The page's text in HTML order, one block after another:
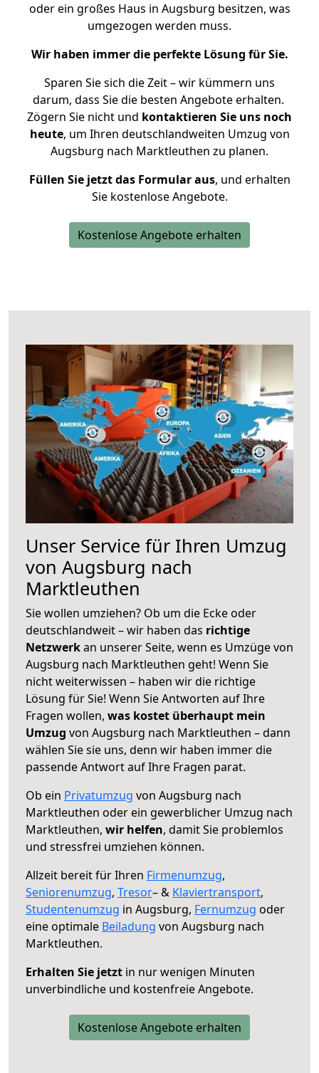
oder ein großes Haus in Augsburg besitzen, was
umgezogen werden muss.
Wir haben immer die perfekte Lösung für Sie.
Sparen Sie sich die Zeit – wir kümmern uns
darum, dass Sie die besten Angebote erhalten.
Zögern Sie nicht und kontaktieren Sie uns noch
heute, um Ihren deutschlandweiten Umzug von
Augsburg nach Marktleuthen zu planen.
Füllen Sie jetzt das Formular aus, und erhalten
Sie kostenlose Angebote.
Kostenlose Angebote erhalten
Unser Service für Ihren Umzug
von Augsburg nach
Marktleuthen
Sie wollen umziehen? Ob um die Ecke oder
deutschlandweit – wir haben das richtige
Netzwerkan unserer Seite, wenn es Umzüge von
Augsburg nach Marktleuthen geht! Wenn Sie
nicht weiterwissen – haben wir die richtige
Lösung für Sie! Wenn Sie Antworten auf Ihre
Fragen wollen, was kostet überhaupt mein
Umzug von Augsburg nach Marktleuthen – dann
wählen Sie sie uns, denn wir haben immer die
passende Antwort auf Ihre Fragen parat.
Ob ein Privatumzug von Augsburg nach
Marktleuthen oder ein gewerblicher Umzug nach
Marktleuthen, wir helfen, damit Sie problemlos
und stressfrei umziehen können.
Allzeit bereit für Ihren Firmenumzug,
Seniorenumzug, Tresor– & Klaviertransport,
Studentenumzug in Augsburg, Fernumzug oder
eine optimale Beiladung von Augsburg nach
Marktleuthen.
Erhalten Sie jetzt in nur wenigen Minuten
unverbindliche und kostenfreie Angebote.
Kostenlose Angebote erhalten